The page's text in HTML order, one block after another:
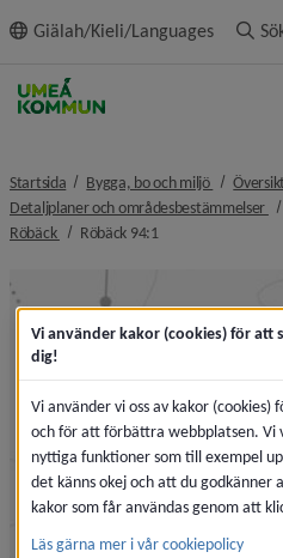
innehållet
Giälah/Kieli/Languages
Startsida Bygga, bo och miljö nivå i
Detaljplaner och områdesbestämmelser
Röbäck nivå i brödsmulenavigeringen
Röbäck 94:1
Vi använder kakor (cookies) för att
dig!
Vi använder vi oss av kakor
och för att förbättra webbplatsen. Vi
nyttiga funktioner som till exempel
det känns okej och att du godkänner
kakor som får användas genom att
Läs gärna mer i vår cookiepolicy